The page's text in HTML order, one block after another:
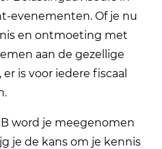
evenementen. Of je nu
en ontmoeting met
aan de gezellige
, er is voor iedere fiscaal
word je meegenomen
je de kans om je kennis